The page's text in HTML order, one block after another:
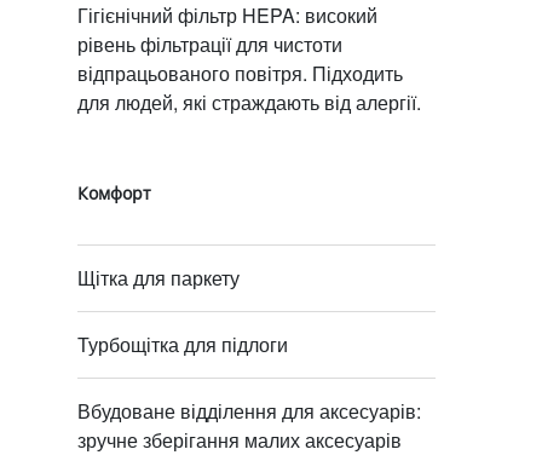
Гігієнічний фільтр HEPA: високий
рівень фільтрації для чистоти
відпрацьованого повітря. Підходить
для людей, які страждають від алергії.
Комфорт
Щітка для паркету
Турбощітка для підлоги
Вбудоване відділення для аксесуарів:
зручне зберігання малих аксесуарів